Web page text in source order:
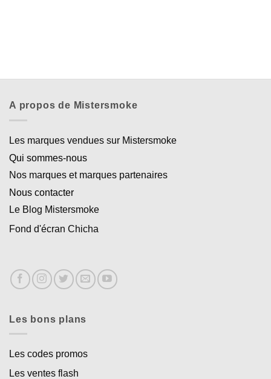
A propos de Mistersmoke
Les marques vendues sur Mistersmoke
Qui sommes-nous
Nos marques et marques partenaires
Nous contacter
Le Blog Mistersmoke
Fond d'écran Chicha
Les bons plans
Les codes promos
Les ventes flash